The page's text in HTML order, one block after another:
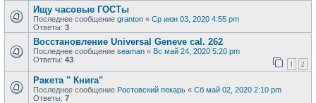
Ищу часовые ГОСТы
Последнее сообщение granton « Ср июн 03, 2020 4:55 pm
Ответы: 3
Восстановление Universal Geneve cal. 262
Последнее сообщение seaman « Вс май 24, 2020 5:20 pm
Ответы: 43 1 2
Ракета " Книга"
Последнее сообщение Ростовский пекарь « Сб май 02, 2020 2:10 pm
Ответы: 7